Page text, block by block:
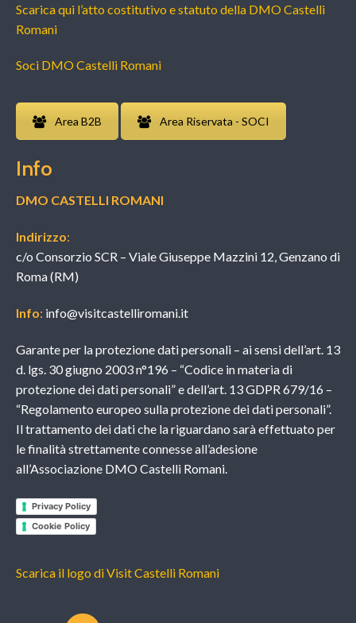
Scarica qui l’atto costitutivo e statuto della DMO Castelli
Romani
Soci DMO Castelli Romani
Area B2B Area Riservata - SOCI
Info
DMO CASTELLI ROMANI
Indirizzo:
c/o Consorzio SCR – Viale Giuseppe Mazzini 12, Genzano di
Roma (RM)
Info: info@visitcastelliromani.it
Garante per la protezione dati personali – ai sensi dell’art. 13
d. lgs. 30 giugno 2003 n°196 – “Codice in materia di
protezione dei dati personali” e dell’art. 13 GDPR 679/16 –
“Regolamento europeo sulla protezione dei dati personali”.
Il trattamento dei dati che la riguardano sarà effettuato per
le finalità strettamente connesse all’adesione
all’Associazione DMO Castelli Romani.
Privacy Policy
Cookie Policy
Scarica il logo di Visit Castelli Romani